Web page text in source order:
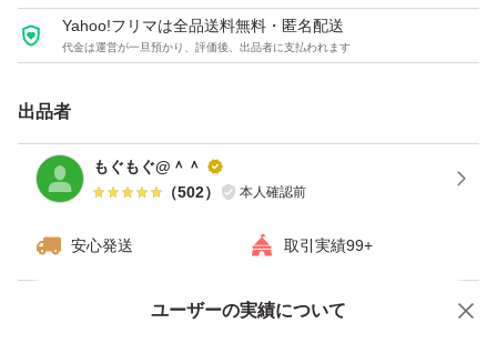
Yahoo!フリマは全品送料無料・匿名配送
代金は運営が一旦預かり、評価後、出品者に支払われます
出品者
もぐもぐ@＾＾
（502） 本人確認前
安心発送 取引実績99+
ユーザーの実績について
価格の相談 商品への質問